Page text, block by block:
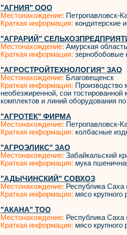
"АГНИЯ" ООО
Местонахождение: Петропавловск-
Краткая информация: кондитерские
"АГРАРИЙ"
Местонахождение: Амурская область
Краткая информация: зернобобовые
"АГРОСТРОЙТЕХНОЛОГИЯ" ЗАО
Местонахождение: Благовещенск
Краткая информация: Производство
необезжиренной, сои
комплектов и линий оборудования
"АГРОТЕК" ФИРМА
Местонахождение: Петропавловск-
Краткая информация: колбасные
"АГРОЭЛИКС" ЗАО
Местонахождение: Забайкальский
Краткая информация: мука
"АДЫЧИНСКИЙ" СОВХОЗ
Местонахождение: Республика Саха
Краткая информация: мясо крупного
"АКАНА" ТОО
Местонахождение: Республика Саха
Краткая информация: мясо крупного